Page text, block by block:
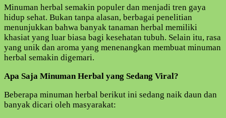
Viral
yang
Wajib
Kamu
Coba
Minuman herbal semakin populer dan menjadi tren gaya
hidup sehat. Bukan tanpa alasan, berbagai penelitian
menunjukkan bahwa banyak tanaman herbal memiliki
khasiat yang luar biasa bagi kesehatan tubuh. Selain itu, rasa
yang unik dan aroma yang menenangkan membuat minuman
herbal semakin digemari.
Apa Saja Minuman Herbal yang Sedang Viral?
Beberapa minuman herbal berikut ini sedang naik daun dan
banyak dicari oleh masyarakat: